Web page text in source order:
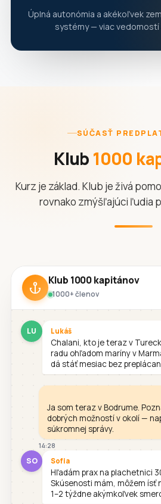
Úplná autonómia a akékoľvek
systémy — viac vedomostí
SÚČASŤ
Klub 1000
Kurz je základ. Klub je živá
rovnako zmýšľajúci ľudia
Klub 1000 kapitánov
1000+ členov
LU Lukáš
Chalani, kto je teraz v
radu ohľadom maríny v
dá stáť mesiac bez
Ja som teraz v Bodrume.
dobrých možností v okolí —
súkromnej správy.
14:28
SO Sofia
Hľadám prax na plachetnici
Skúsenosti mám, môžem ísť
1–2 týždne akýmkoľvek